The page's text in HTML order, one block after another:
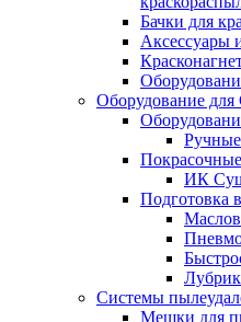
Бачки для
Аксессуары
Оборудование
ИК
Подготовка
Системы
Мешки для